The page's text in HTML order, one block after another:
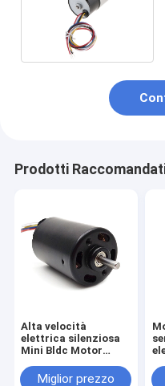
Prodotti
Alta velocità
elettrica silenziosa
Mini Bldc Motor
Miglior prezzo
di